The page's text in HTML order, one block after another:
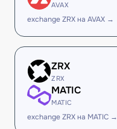
AVAX
exchange ZRX на AVAX →
ZRX
ZRX
MATIC
MATIC
exchange ZRX на MATIC →